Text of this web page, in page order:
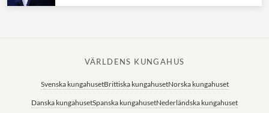
VÄRLDENS KUNGAHUS
Svenska kungahusetBrittiska kungahusetNorska kungahuset
Danska kungahusetSpanska kungahusetNederländska kungahuset